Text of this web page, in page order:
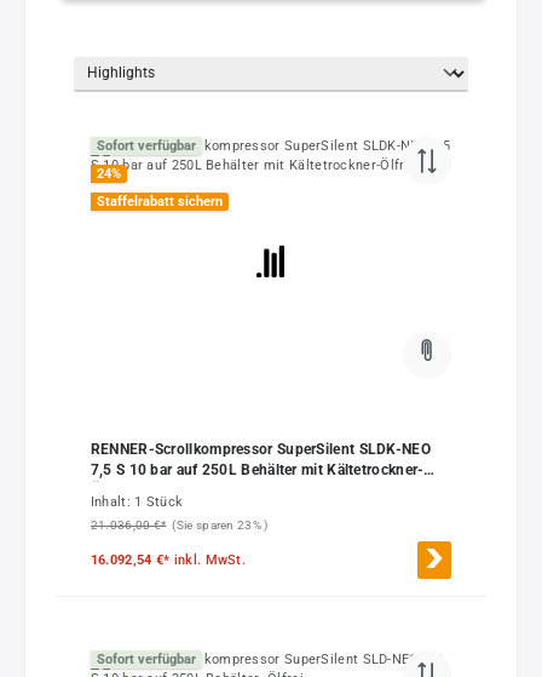
Sofort verfügbar
24%
Staffelrabatt sichern
RENNER-Scrollkompressor SuperSilent SLDK-NEO
7,5 S 10 bar auf 250L Behälter mit Kältetrockner-
Inhalt: 1 Stück
21.036,00 €* (Sie sparen 23% )
16.092,54 €* inkl. MwSt.
Sofort verfügbar